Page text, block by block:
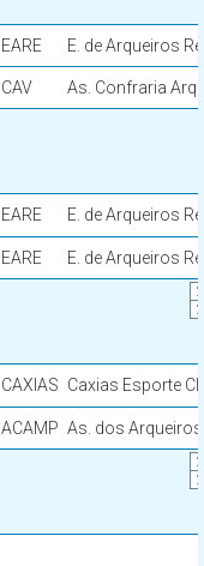
EARE E. de Arqueiros
CAV As. Confraria Arq.
EARE E. de Arqueiros
EARE E. de Arqueiros
CAXIAS Caxias Esporte
ACAMP As. dos